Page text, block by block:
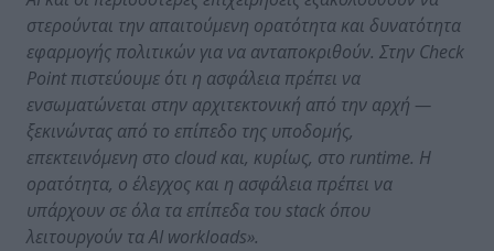
στερούνται την απαιτούμενη ορατότητα και δυνατότητα
εφαρμογής πολιτικών για να ανταποκριθούν. Στην Check
Pointπιστεύουμε ότι η ασφάλεια πρέπει να
ενσωματώνεται στην αρχιτεκτονική από την αρχή —
ξεκινώντας από το επίπεδο της υποδομής,
επεκτεινόμενη στο cloud και, κυρίως, στο runtime. Η
ορατότητα, ο έλεγχος και η ασφάλεια πρέπει να
υπάρχουν σε όλα τα επίπεδα τουstack όπου
λειτουργούν ταAI workloads».